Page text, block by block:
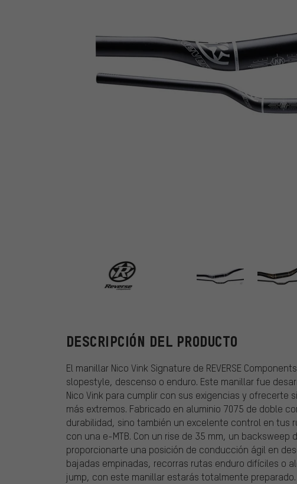
REVERSE
DESCRIPCIÓN DEL PRODUCTO
El manillar Nico Vink Signature de REVERSE
slopestyle, descenso o enduro. Este manillar fue
Nico Vink para cumplir con sus exigencias y ofrecerte
más extremos. Fabricado en aluminio 7075 de doble
durabilidad, sino también un excelente control en
con una e-MTB. Con un rise de 35 mm, un
proporcionarte una posición de conducción ágil en
bajadas empinadas, recorras rutas enduro difíciles o
jump, con este manillar estarás totalmente preparado.